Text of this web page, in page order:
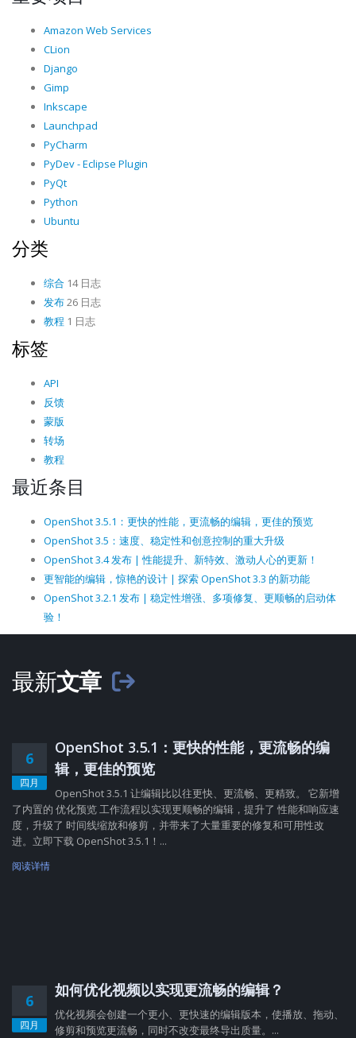
Amazon Web Services
CLion
Django
Gimp
Inkscape
Launchpad
PyCharm
PyDev - Eclipse Plugin
PyQt
Python
Ubuntu
分类
综合 14 日志
发布26 日志
教程 1 日志
标签
API
反馈
蒙版
转场
教程
最近条目
OpenShot 3.5.1：更快的性能，更流畅的编辑，更佳的预览
OpenShot 3.5：速度、稳定性和创意控制的重大升级
OpenShot 3.4 发布 | 性能提升、新特效、激动人心的更新！
更智能的编辑，惊艳的设计 | 探索 OpenShot 3.3 的新功能
OpenShot 3.2.1 发布 | 稳定性增强、多项修复、更顺畅的启动体
验！
最新文章
6
四月
OpenShot 3.5.1：更快的性能，更流畅的编
辑，更佳的预览
OpenShot 3.5.1 让编辑比以往更快、更流畅、更精致。 它新增
了内置的 优化预览 工作流程以实现更顺畅的编辑，提升了 性能和响应速
度，升级了 时间线缩放和修剪，并带来了大量重要的修复和可用性改
进。立即下载 OpenShot 3.5.1！...
阅读详情
6
四月
如何优化视频以实现更流畅的编辑？
优化视频会创建一个更小、更快速的编辑版本，使播放、拖动、
修剪和预览更流畅，同时不改变最终导出质量。...